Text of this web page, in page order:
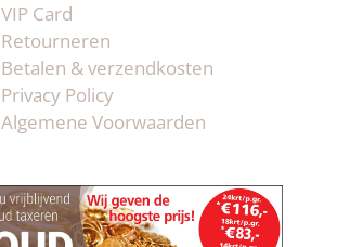
VIP Card
Retourneren
Betalen & verzendkosten
Privacy Policy
Algemene Voorwaarden